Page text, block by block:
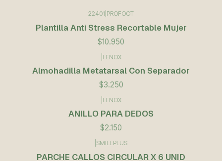
22401 PROFOOT
Plantilla Anti Stress Recortable Mujer
$10.950
LENOX
Almohadilla Metatarsal Con Separador
$3.250
LENOX
ANILLO PARA DEDOS
$2.150
SMILEPLUS
PARCHE CALLOS CIRCULAR X 6 UNID